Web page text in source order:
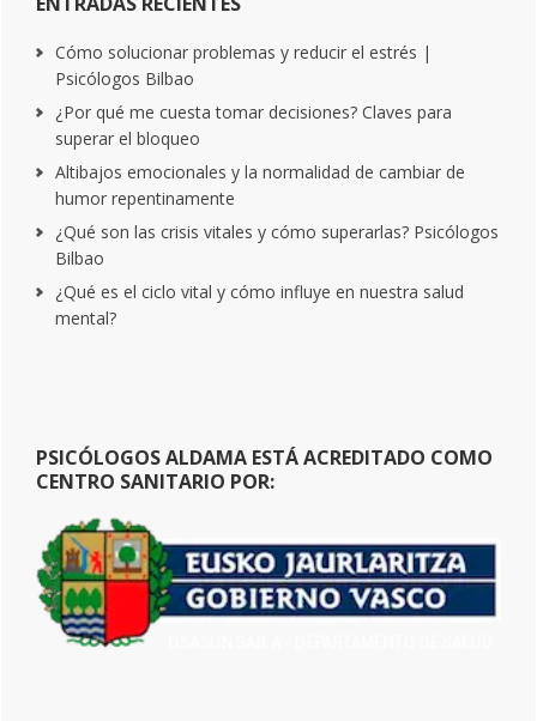
Cómo solucionar problemas y reducir el estrés |
Psicólogos Bilbao
¿Por qué me cuesta tomar decisiones? Claves para
superar el bloqueo
Altibajos emocionales y la normalidad de cambiar de
humor repentinamente
¿Qué son las crisis vitales y cómo superarlas? Psicólogos
Bilbao
¿Qué es el ciclo vital y cómo influye en nuestra salud
mental?
PSICÓLOGOS ALDAMA ESTÁ ACREDITADO COMO
CENTRO SANITARIO POR: